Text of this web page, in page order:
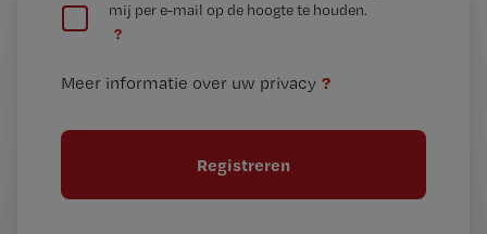
t
e
t
l
mij per e-mail op de hoogte te houden.
?
Meer informatie over uw privacy ?